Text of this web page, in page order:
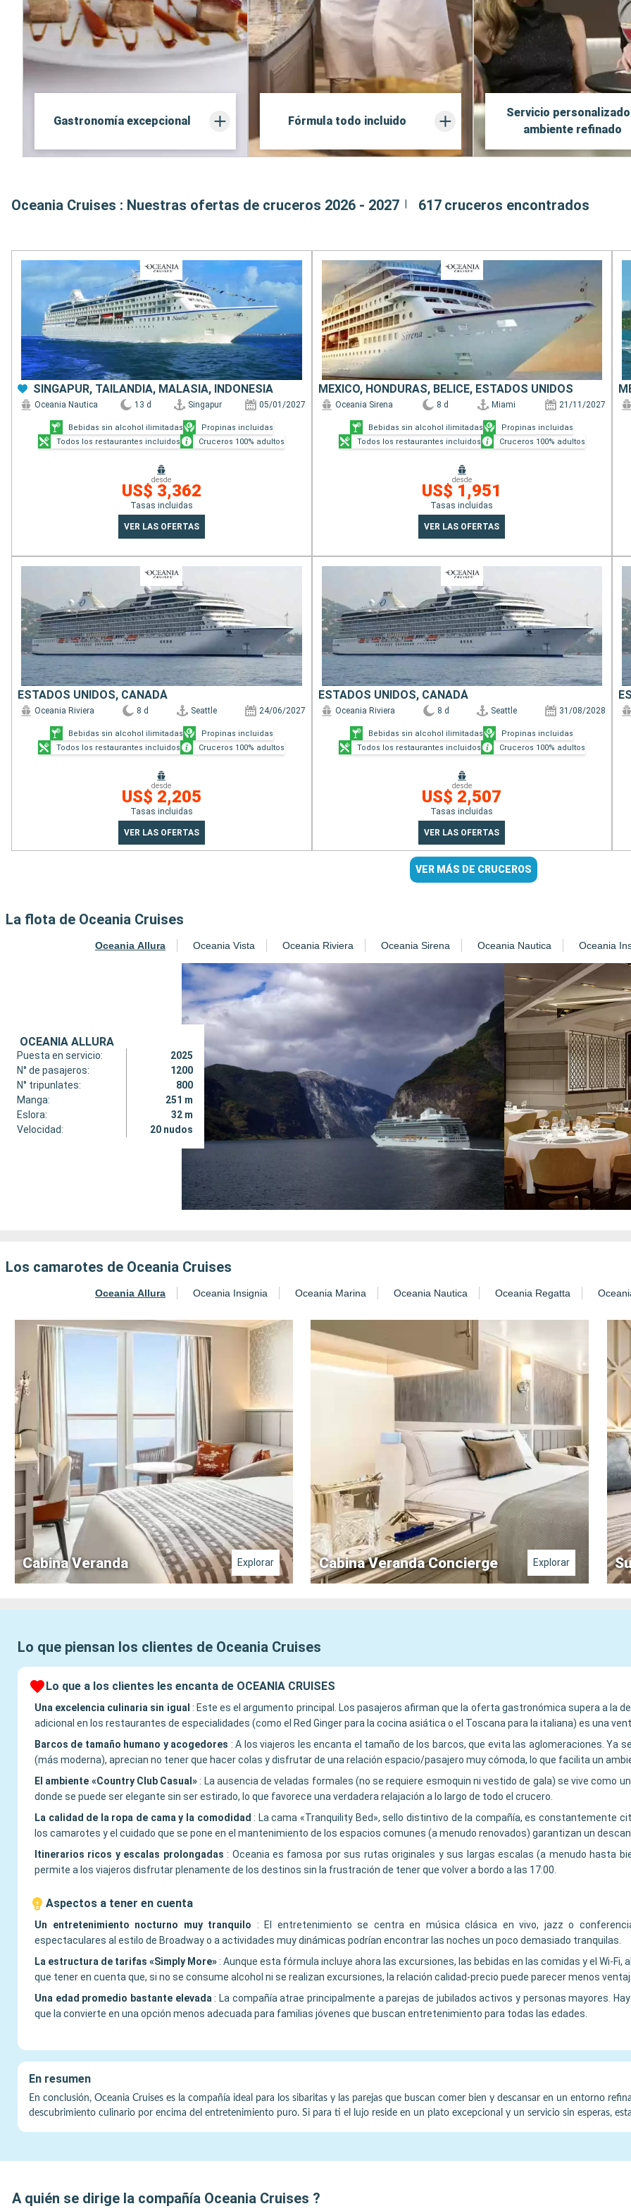
Gastronomía excepcional Fórmula todo incluido
Servicio
ambiente refinado
Oceania Cruises : Nuestras ofertas de cruceros 2026 - 2027 617 cruceros encontrados
SINGAPUR, TAILANDIA, MALASIA, INDONESIA
Oceania Nautica 13 d Singapur 05/01/2027
Bebidas sin alcohol ilimitadas
Propinas incluidas
Todos los restaurantes incluidos
Cruceros 100% adultos
desde
US$ 3,362
Tasas incluidas
VER LAS OFERTAS
MÉXICO, HONDURAS, BELICE, ESTADOS UNIDOS
Oceania Sirena 8 d Miami 21/11/2027
Bebidas sin alcohol ilimitadas
Propinas incluidas
Todos los restaurantes incluidos
Cruceros 100% adultos
desde
US$ 1,951
Tasas incluidas
VER LAS OFERTAS
ESTADOS UNIDOS, CANADÁ
Oceania Riviera 8 d Seattle 24/06/2027
Bebidas sin alcohol ilimitadas
Propinas incluidas
Todos los restaurantes incluidos
Cruceros 100% adultos
desde
US$ 2,205
Tasas incluidas
VER LAS OFERTAS
ESTADOS UNIDOS, CANADÁ
Oceania Riviera 8 d Seattle 31/08/2028
Bebidas sin alcohol ilimitadas
Propinas incluidas
Todos los restaurantes incluidos
Cruceros 100% adultos
desde
US$ 2,507
Tasas incluidas
VER LAS OFERTAS
VER MÁS DE CRUCEROS
La flota de Oceania Cruises
Oceania Allura Oceania Vista Oceania Riviera Oceania Sirena Oceania Nautica Oceania
OCEANIA ALLURA
Puesta en servicio:
2025
N° de pasajeros:
1200
N° tripunlates:
800
Manga:
251 m
Eslora:
32 m
Velocidad:
20 nudos
Los camarotes de Oceania Cruises
Oceania Allura Oceania Insignia Oceania Marina Oceania Nautica Oceania Regatta
Cabina Veranda Explorar Cabina Veranda Concierge Explorar
Lo que piensan los clientes de Oceania Cruises
Lo que a los clientes les encanta de OCEANIA CRUISES
Una excelencia culinaria sin igual : Este es el argumento principal. Los pasajeros afirman que la oferta gastronómica supera a la
adicional en los restaurantes de especialidades (como el Red Ginger para la cocina asiática o el Toscana para la italiana) es una
Barcos de tamaño humano y acogedores :A los viajeros les encanta el tamaño de los barcos, que evita las aglomeraciones. Ya
(más moderna), aprecian no tener que hacer colas y disfrutar de una relación espacio/pasajero muy cómoda, lo que facilita un
El ambiente «Country Club Casual» : La ausencia de veladas formales (no se requiere esmoquin ni vestido de gala) se vive como
donde se puede ser elegante sin ser estirado, lo que favorece una verdadera relajación a lo largo de todo el crucero.
La calidad de la ropa de cama y la comodidad : La cama «Tranquility Bed», sello distintivo de la compañía, es constantemente
los camarotes y el cuidado que se pone en el mantenimiento de los espacios comunes (a menudo renovados) garantizan un
Itinerarios ricos y escalas prolongadas : Oceania es famosa por sus rutas originales y sus largas escalas (a menudo hasta
permite a los viajeros disfrutar plenamente de los destinos sin la frustración de tener que volver a bordo a las 17:00.
Aspectos a tener en cuenta
Un entretenimiento nocturno muy tranquilo :
El entretenimiento se centra en música clásica en vivo, jazz o
espectaculares al estilo de Broadway o a actividades muy dinámicas podrían encontrar las noches un poco demasiado tranquilas.
La estructura de tarifas «Simply More»: Aunque esta fórmula incluye ahora las excursiones, las bebidas en las comidas y el Wi-
que tener en cuenta que, si no se consume alcohol ni se realizan excursiones, la relación calidad-precio puede parecer menos
Una edad promedio bastante elevada : La compañía atrae principalmente a parejas de jubilados activos y personas mayores.
que la convierte en una opción menos adecuada para familias jóvenes que buscan entretenimiento para todas las edades.
En resumen
En conclusión, Oceania Cruises es la compañía ideal para los sibaritas y las parejas que buscan comer bien y descansar en un entorno
descubrimiento culinario por encima del entretenimiento puro. Si para ti el lujo reside en un plato excepcional y un servicio sin esperas,
A quién se dirige la compañía Oceania Cruises ?